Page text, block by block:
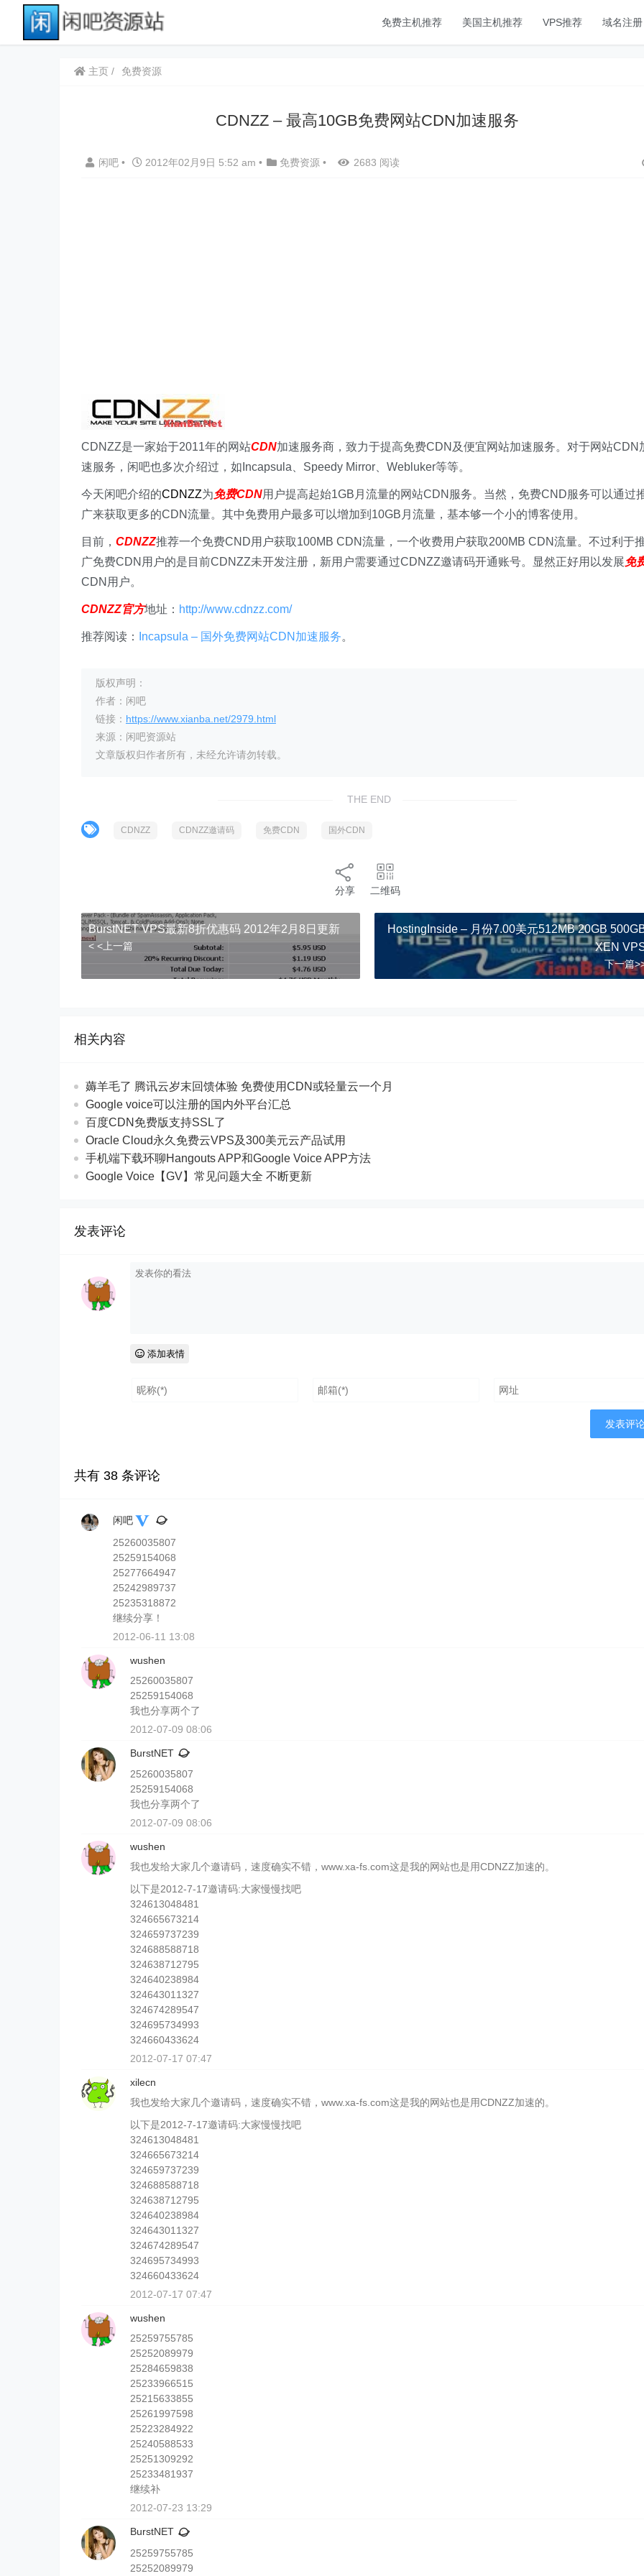
免费主机推荐 美国主机推荐 VPS推荐 域名注册
主页 免费资源
CDNZZ – 最高10GB免费网站CDN加速服务
闲吧 • 2012年02月9日 5:52 am • 免费资源 • 2683 阅读
CDNZZ是一家始于2011年的网站CDN加速服务商，致力于提高免费CDN及便宜网站加速服务。对于网站CDN
速服务，闲吧也多次介绍过，如Incapsula、Speedy Mirror、Webluker等等。
今天闲吧介绍的CDNZZ为免费CDN用户提高起始1GB月流量的网站CDN服务。当然，免费CND服务可以通过
广来获取更多的CDN流量。其中免费用户最多可以增加到10GB月流量，基本够一个小的博客使用。
目前， CDNZZ推荐一个免费CND用户获取100MB CDN流量，一个收费用户获取200MB CDN流量。不过利于
广免费CDN用户的是目前CDNZZ未开发注册，新用户需要通过CDNZZ邀请码开通账号。显然正好用以发展免
CDN用户。
CDNZZ官方地址： http://www.cdnzz.com/
推荐阅读： Incapsula – 国外免费网站CDN加速服务。
版权声明：
作者：闲吧
链接： https://www.xianba.net/2979.html
来源：闲吧资源站
文章版权归作者所有，未经允许请勿转载。
THE END
CDNZZ CDNZZ邀请码 免费CDN 国外CDN
分享 二维码
BurstNET VPS最新8折优惠码 2012年2月8日更新
< <上一篇
HostingInside – 月份7.00美元512MB 20GB
XEN
下一篇
相关内容
薅羊毛了 腾讯云岁末回馈体验 免费使用CDN或轻量云一个月
Google voice可以注册的国内外平台汇总
百度CDN免费版支持SSL了
Oracle Cloud永久免费云VPS及300美元云产品试用
手机端下载环聊Hangouts APP和Google Voice APP方法
Google Voice【GV】常见问题大全 不断更新
发表评论
添加表情
共有 38 条评论
闲吧
25260035807
25259154068
25277664947
25242989737
25235318872
继续分享！
2012-06-11 13:08
wushen
25260035807
25259154068
我也分享两个了
2012-07-09 08:06
BurstNET
25260035807
25259154068
我也分享两个了
2012-07-09 08:06
wushen
我也发给大家几个邀请码，速度确实不错，www.xa-fs.com这是我的网站也是用CDNZZ加速的。
以下是2012-7-17邀请码:大家慢慢找吧
324613048481
324665673214
324659737239
324688588718
324638712795
324640238984
324643011327
324674289547
324695734993
324660433624
2012-07-17 07:47
xilecn
我也发给大家几个邀请码，速度确实不错，www.xa-fs.com这是我的网站也是用CDNZZ加速的。
以下是2012-7-17邀请码:大家慢慢找吧
324613048481
324665673214
324659737239
324688588718
324638712795
324640238984
324643011327
324674289547
324695734993
324660433624
2012-07-17 07:47
wushen
25259755785
25252089979
25284659838
25233966515
25215633855
25261997598
25223284922
25240588533
25251309292
25233481937
继续补
2012-07-23 13:29
BurstNET
25259755785
25252089979